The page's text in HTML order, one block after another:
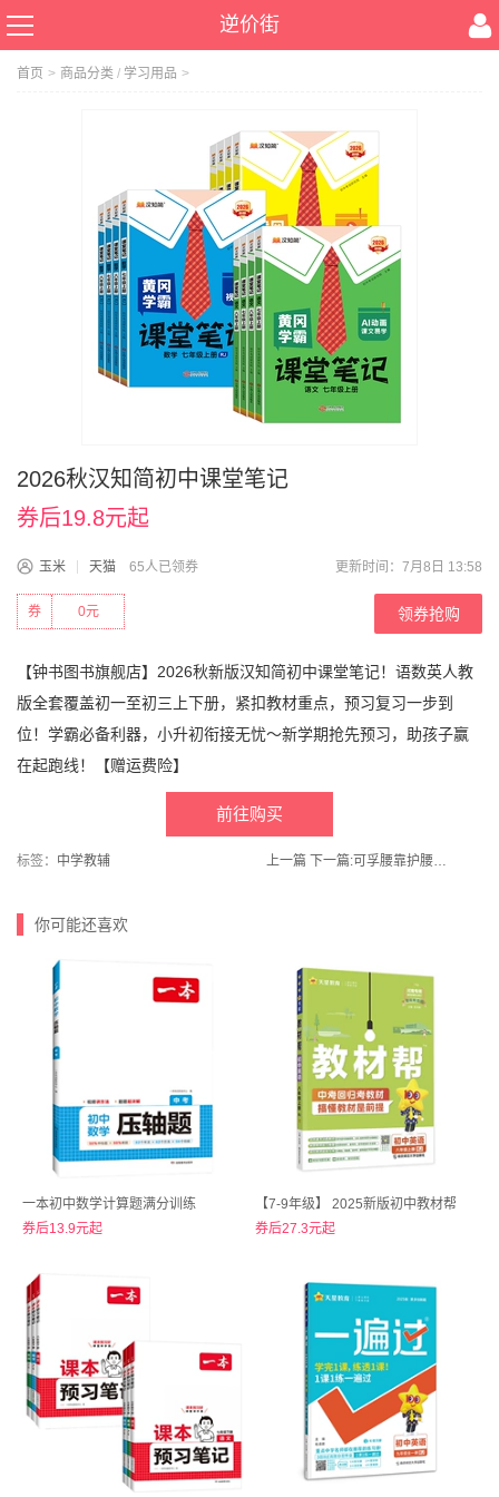
逆价街
首页 > 商品分类 / 学习用品 >
2026秋汉知简初中课堂笔记
券后19.8元起
玉米 天猫 65人已领券 更新时间：7月8日 13:58
0元
券 领券抢购
【钟书图书旗舰店】2026秋新版汉知简初中课堂笔记！语数英人教
版全套覆盖初一至初三上下册，紧扣教材重点，预习复习一步到
位！学霸必备利器，小升初衔接无忧～新学期抢先预习，助孩子赢
在起跑线！【赠运费险】
前往购买
标签： 中学教辅 上一篇 下一篇: 可孚腰靠护腰坐垫办公室腰托
你可能还喜欢
一本初中数学计算题满分训练
券后13.9元起
【7-9年级】 2025新版初中教材帮
券后27.3元起